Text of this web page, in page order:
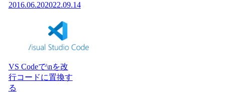
2016.06.202022.09.14
VS Codeで\nを改
行コードに置換す
る